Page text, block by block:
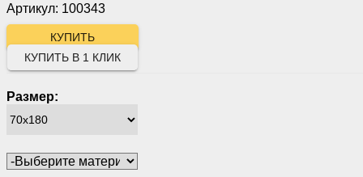
Артикул: 100343
Размер:
КУПИТЬ В 1 КЛИК